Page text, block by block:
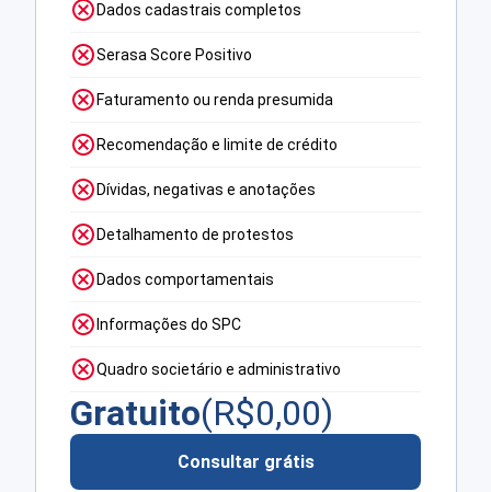
Dados cadastrais completos
Serasa Score Positivo
Faturamento ou renda presumida
Recomendação e limite de crédito
Dívidas, negativas e anotações
Detalhamento de protestos
Dados comportamentais
Informações do SPC
Quadro societário e administrativo
Gratuito(R$0,00)
Consultar grátis